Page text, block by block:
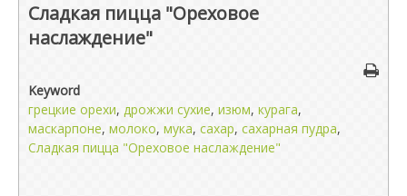
Сладкая пицца "Ореховое
наслаждение"
Keyword
грецкие орехи, дрожжи сухие, изюм, курага,
маскарпоне, молоко, мука, сахар, сахарная пудра,
Сладкая пицца "Ореховое наслаждение"